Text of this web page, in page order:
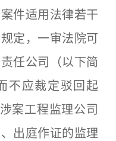
件适用法律若干
定，一审法院可
任公司（以下简
不应裁定驳回起
案工程监理公司
出庭作证的监理